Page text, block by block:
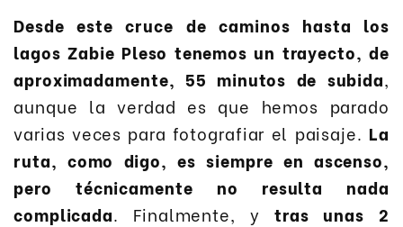
Desde este cruce de caminos hasta los
lagos Zabie Pleso tenemos un trayecto, de
aproximadamente, 55 minutos de subida,
aunque la verdad es que hemos parado
varias veces para fotografiar el paisaje. La
ruta, como digo, es siempre en ascenso,
pero técnicamente no resulta nada
complicada. Finalmente, y tras unas 2